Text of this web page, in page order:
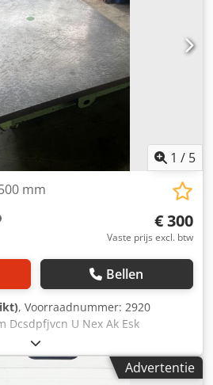
1 / 5
mm
€ 300
Vaste prijs excl. btw
Bellen
, Voorraadnummer: 2920
Dcsdpfjvcn U Nex Ak Esk
paneelhoogte: 110 mm Staat:
Advertentie